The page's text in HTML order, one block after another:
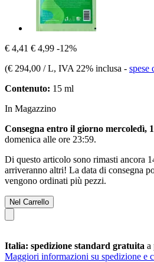
€ 4,41 € 4,99 -12%
(€ 294,00 / L, IVA 22% inclusa - spese
Contenuto: 15 ml
In Magazzino
Consegna entro il giorno mercoledì,
domenica alle ore 23:59.
Di questo articolo sono rimasti ancora
arriveranno altri! La data di consegna
vengono ordinati più pezzi.
Nel Carrello
Italia: spedizione standard gratuita a
Maggiori informazioni su spedizione e